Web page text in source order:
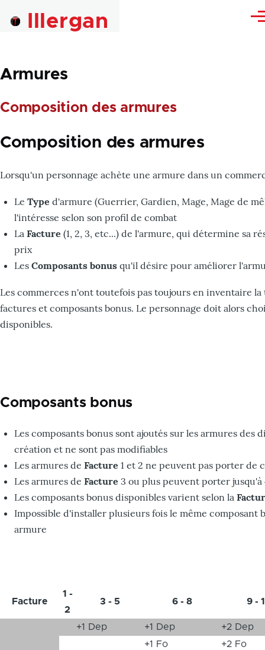
Illergan
Armures
Composition des armures
Composition des armures
Lorsqu'un personnage achète une armure dans un
Le Type d'armure (Guerrier, Gardien, Mage, Mage de
l'intéresse selon son profil de combat
La Facture (1, 2, 3, etc...) de l'armure, qui détermine sa
prix
Les Composants bonus qu'il désire pour améliorer
Les commerces n'ont toutefois pas toujours en inventaire
factures et composants bonus. Le personnage doit alors
disponibles.
Composants bonus
Les composants bonus sont ajoutés sur les armures des
création et ne sont pas modifiables
Les armures de Facture 1 et 2 ne peuvent pas porter de
Les armures de Facture 3 ou plus peuvent porter jusqu'à
Les composants bonus disponibles varient selon la
Impossible d'installer plusieurs fois le même composant
armure
Facture
1 -
2
3 - 5 6 - 8 9 -
+1 Dep +1 Dep
+2 Dep
+1 Fo
+2 Fo